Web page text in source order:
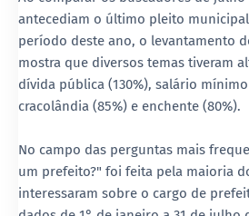
antecediam o último pleito
período deste ano, o levantamento
mostra que diversos temas tiveram
dívida pública (130%), salário mínimo
cracolândia (85%) e enchente (80%).
No campo das perguntas mais
um prefeito?" foi feita pela maioria
interessaram sobre o cargo de